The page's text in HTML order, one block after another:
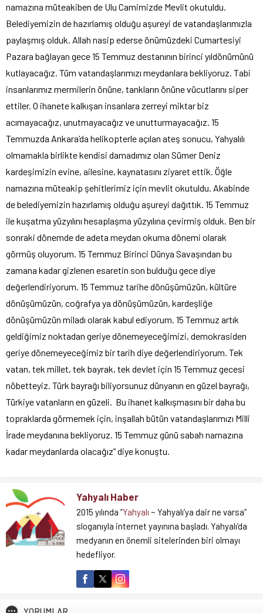
namazına müteakiben de Ulu Camimizde Mevlit okutuldu.
Belediyemizin de hazırlamış olduğu aşureyi de vatandaşlarımızla
paylaşmış olduk. Allah nasip ederse önümüzdeki Cumartesiyi
Pazara bağlayan gece 15 Temmuz destanının birinci yıldönümünü
kutlayacağız. Tüm vatandaşlarımızı meydanlara bekliyoruz. Tabi
insanlarımız mermilerin önüne, tankların önüne vücutlarını siper
ettiler. O ihanete kalkışan insanlara zerreyi miktar biz
acımayacağız, unutmayacağız ve unutturmayacağız. 15
Temmuzda Ankara’da helikopterle açılan ateş sonucu, Yahyalılı
olmamakla birlikte kendisi damadımız olan Sümer Deniz
kardeşimizin evine, ailesine, kaynatasını ziyaret ettik. Öğle
namazına müteakip şehitlerimiz için mevlit okutuldu. Akabinde
de belediyemizin hazırlamış olduğu aşureyi dağıttık. 15 Temmuz
ile kuşatma yüzyılını hesaplaşma yüzyılına çevirmiş olduk. Ben bir
sonraki dönemde de adeta meydan okuma dönemi olarak
görmüş oluyorum. 15 Temmuz Birinci Dünya Savaşından bu
zamana kadar gizlenen esaretin son bulduğu gece diye
değerlendiriyorum. 15 Temmuz tarihe dönüşümüzün, kültüre
dönüşümüzün, coğrafya ya dönüşümüzün, kardeşliğe
dönüşümüzün miladı olarak kabul ediyorum. 15 Temmuz artık
geldiğimiz noktadan geriye dönemeyeceğimizi, demokrasiden
geriye dönemeyeceğimiz bir tarih diye değerlendiriyorum. Tek
vatan, tek millet, tek bayrak, tek devlet için 15 Temmuz gecesi
nöbetteyiz. Türk bayrağı biliyorsunuz dünyanın en güzel bayrağı,
Türkiye vatanların en güzeli. Bu ihanet kalkışmasını bir daha bu
topraklarda görmemek için, inşallah bütün vatandaşlarımızı Milli
İrade meydanına bekliyoruz. 15 Temmuz günü sabah namazına
kadar meydanlarda olacağız” diye konuştu.
Yahyalı Haber
2015 yılında ”Yahyalı ~ Yahyalı’ya dair ne varsa”
sloganıyla internet yayınına başladı. Yahyalı’da
medyanın en önemli sitelerinden biri olmayı
hedefliyor.